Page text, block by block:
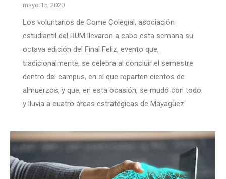
mayo 15, 2020
Los voluntarios de Come Colegial, asociación
estudiantil del RUM llevaron a cabo esta semana su
octava edición del Final Feliz, evento que,
tradicionalmente, se celebra al concluir el semestre
dentro del campus, en el que reparten cientos de
almuerzos, y que, en esta ocasión, se mudó con todo
y lluvia a cuatro áreas estratégicas de Mayagüez.